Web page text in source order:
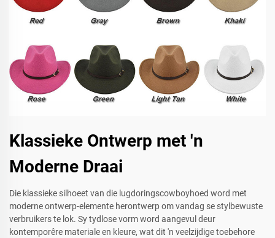
Klassieke Ontwerp met 'n
Moderne Draai
Die klassieke silhoeet van die lugdoringscowboyhoed word met
moderne ontwerp-elemente herontwerp om vandag se stylbewuste
verbruikers te lok. Sy tydlose vorm word aangevul deur
kontemporêre materiale en kleure, wat dit 'n veelzijdige toebehore